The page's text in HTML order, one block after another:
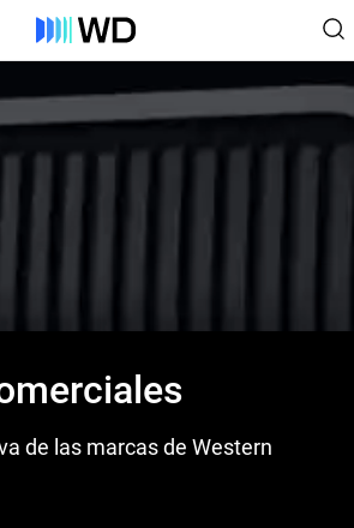
de las marcas de Western